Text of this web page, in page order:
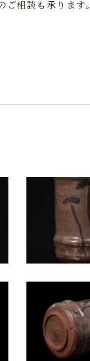
相談も承ります。